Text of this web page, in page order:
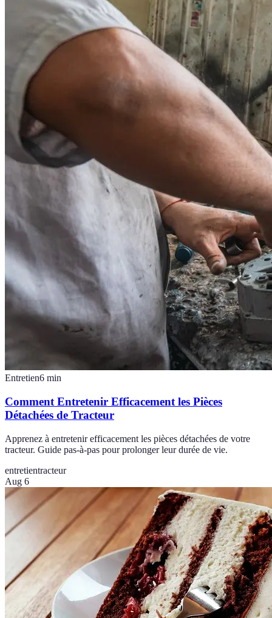
Entretien6 min
Comment Entretenir Efficacement les Pièces
Détachées de Tracteur
Apprenez à entretenir efficacement les pièces détachées de votre
tracteur. Guide pas-à-pas pour prolonger leur durée de vie.
entretientracteur
Aug 6